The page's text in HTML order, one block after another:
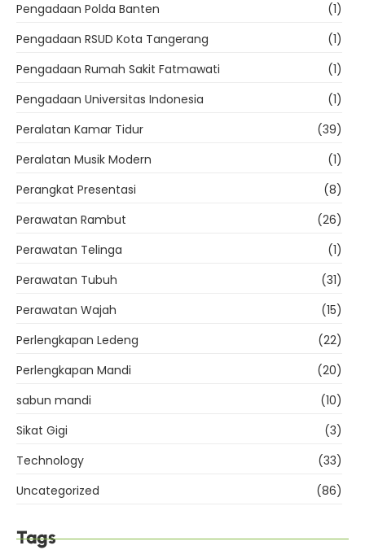
Pengadaan Polda Banten
(1)
Pengadaan RSUD Kota Tangerang
(1)
Pengadaan Rumah Sakit Fatmawati
(1)
Pengadaan Universitas Indonesia
(1)
Peralatan Kamar Tidur
(39)
Peralatan Musik Modern
(1)
Perangkat Presentasi
(8)
Perawatan Rambut
(26)
Perawatan Telinga
(1)
Perawatan Tubuh
(31)
Perawatan Wajah
(15)
Perlengkapan Ledeng
(22)
Perlengkapan Mandi
(20)
sabun mandi
(10)
Sikat Gigi
(3)
Technology
(33)
Uncategorized
(86)
Tags